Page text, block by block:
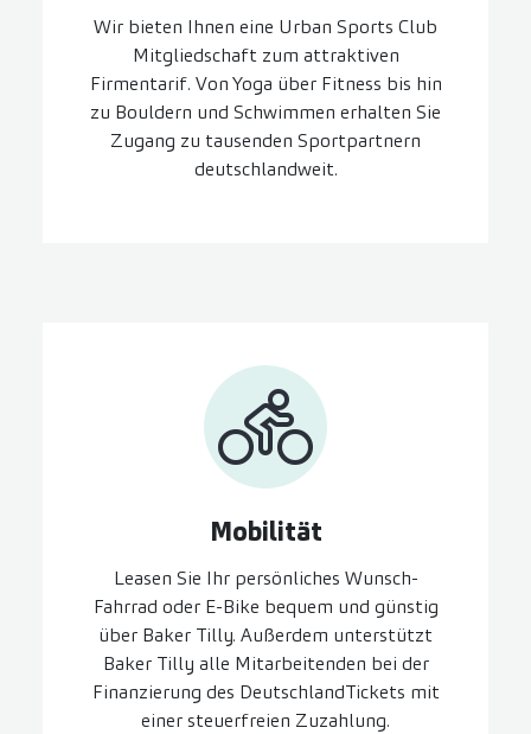
Wir bieten Ihnen eine Urban Sports Club
Mitgliedschaft zum attraktiven
Firmentarif. Von Yoga über Fitness bis hin
zu Bouldern und Schwimmen erhalten Sie
Zugang zu tausenden Sportpartnern
deutschlandweit.
Mobilität
Leasen Sie Ihr persönliches Wunsch-
Fahrrad oder E-Bike bequem und günstig
über Baker Tilly. Außerdem unterstützt
Baker Tilly alle Mitarbeitenden bei der
Finanzierung des DeutschlandTickets mit
einer steuerfreien Zuzahlung.